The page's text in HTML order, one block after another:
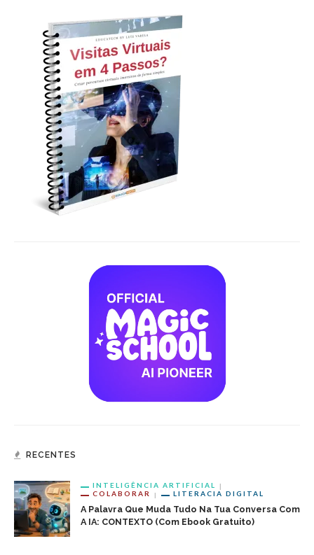
RECENTES
INTELIGÊNCIA ARTIFICIAL
COLABORAR
LITERACIA DIGITAL
A Palavra Que Muda Tudo Na Tua Conversa Com
A IA: CONTEXTO (com Ebook Gratuito)